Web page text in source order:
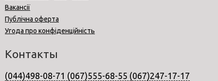
Вакансії
Публічна оферта
Угода про конфіденційність
Контакты
(044)498-08-71 (067)555-68-55 (067)247-17-17